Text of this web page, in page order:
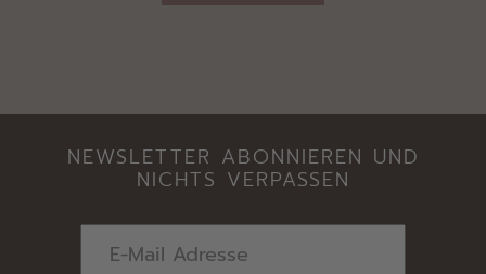
NEWSLETTER ABONNIEREN UND
NICHTS VERPASSEN